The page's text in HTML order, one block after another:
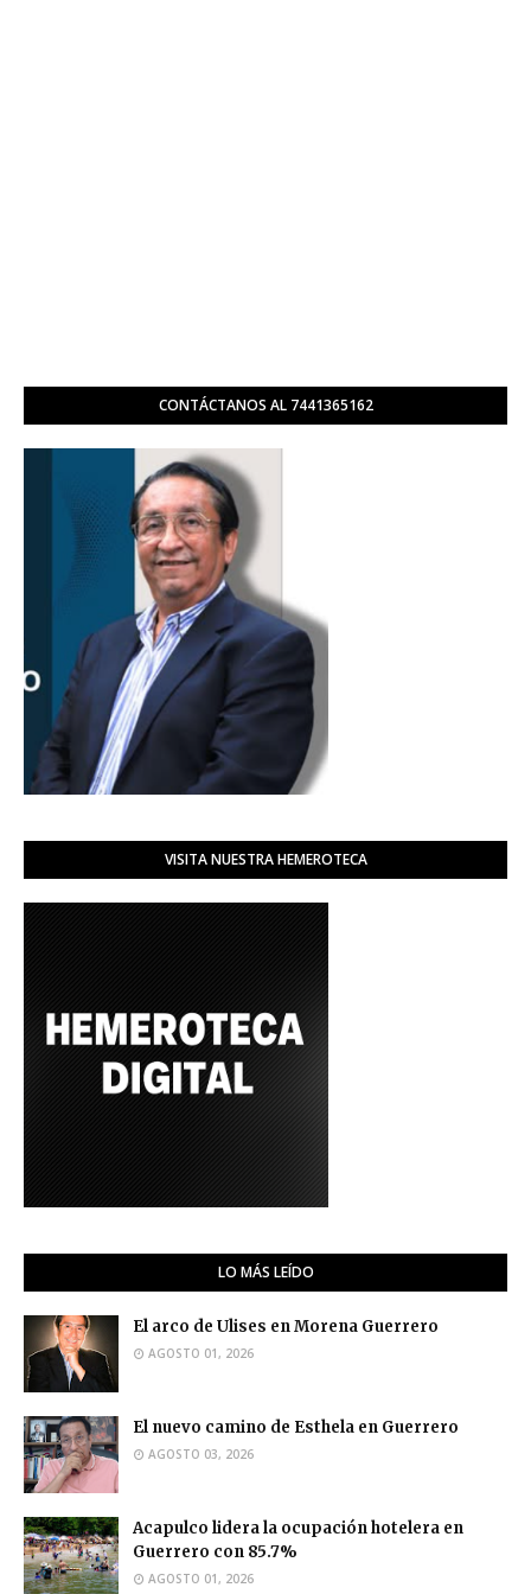
CONTÁCTANOS AL 7441365162
VISITA NUESTRA HEMEROTECA
LO MÁS LEÍDO
El arco de Ulises en Morena Guerrero
AGOSTO 01, 2026
El nuevo camino de Esthela en Guerrero
AGOSTO 03, 2026
Acapulco lidera la ocupación hotelera en
Guerrero con 85.7%
AGOSTO 01, 2026